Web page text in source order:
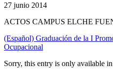
27 junio 2014
ACTOS CAMPUS ELCHE
(Español) Graduación de la I
Ocupacional
Sorry, this entry is only available